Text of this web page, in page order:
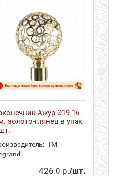
Ажур Ø19 16
золото-глянец в упак
ТМ
426.0 р./шт.